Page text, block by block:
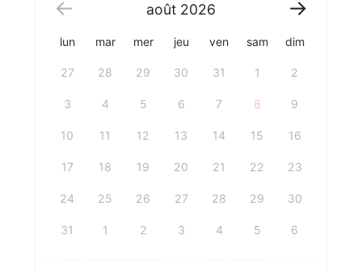
août 2026
lun mar mer jeu ven sam dim
27 28 29 30 31 1 2
3 4 5 6 7 8 9
10 11 12 13 14 15 16
17 18 19 20 21 22 23
24 25 26 27 28 29 30
31 1 2 3 4 5 6